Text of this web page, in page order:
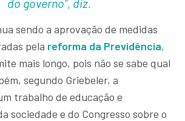
do governo”, diz.
sendo a aprovação de medidas
pela reforma da Previdência,
mais longo, pois não se sabe qual
segundo Griebeler, a
trabalho de educação e
sociedade e do Congresso sobre o